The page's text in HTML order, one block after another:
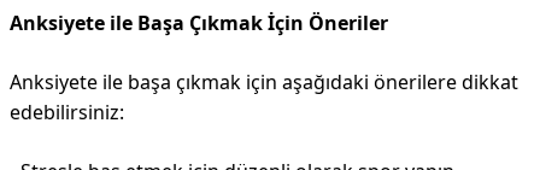
Anksiyete ile Başa Çıkmak İçin Öneriler
Anksiyete ile başa çıkmak için aşağıdaki önerilere dikkat
edebilirsiniz: